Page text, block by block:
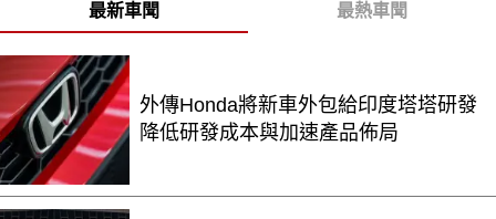
最新車聞 最熱車聞
外傳Honda將新車外包給印度塔塔研發
降低研發成本與加速產品佈局